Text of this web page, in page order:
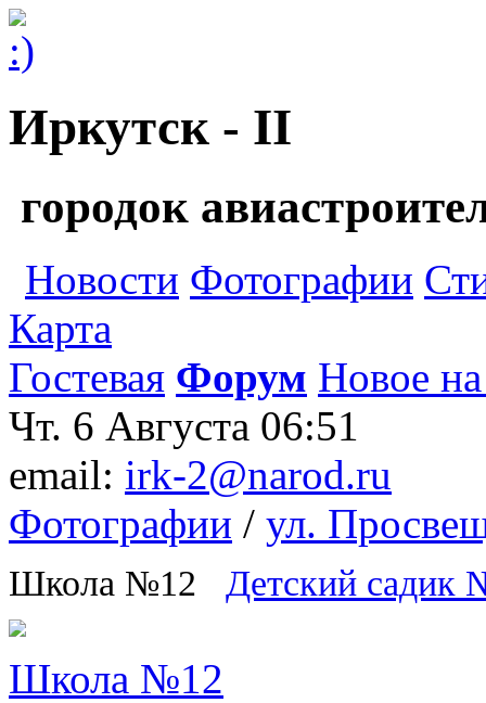
Иркутск - II
городок
Новости Фотографии
Карта
Гостевая Форум Новое на
Чт. 6 Августа 06:51
email: irk-2@narod.ru
Фотографии / ул.
Школа №12 Детский садик
Школа №12